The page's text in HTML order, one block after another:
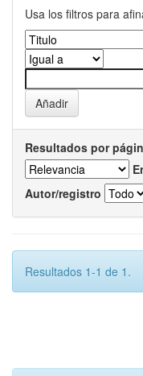
Usa los filtros para
Resultados por
Autor/registro
Resultados 1-1 de 1.